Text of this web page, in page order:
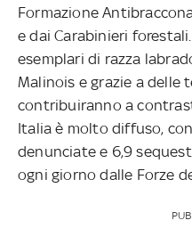
Formazione
e dai Carabinieri
esemplari di razza
Malinois e grazie a delle
contribuiranno a
Italia è molto diffuso,
denunciate e 6,9
ogni giorno dalle Forze